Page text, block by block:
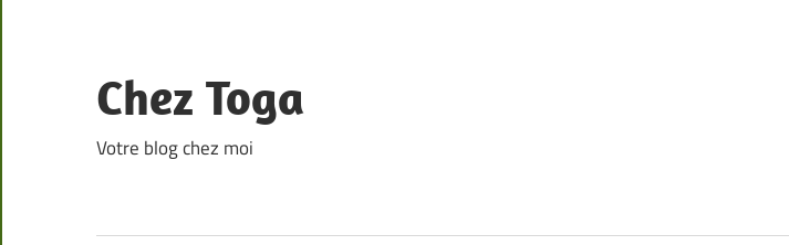
content
Chez Toga
Votre blog chez moi